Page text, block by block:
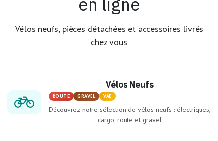
Vélos neufs, pièces détachées et accessoires livrés
chez vous
Vélos Neufs
ROUTE GRAVEL VAE
Découvrez notre sélection de vélos neufs : électriques,
cargo, route et gravel